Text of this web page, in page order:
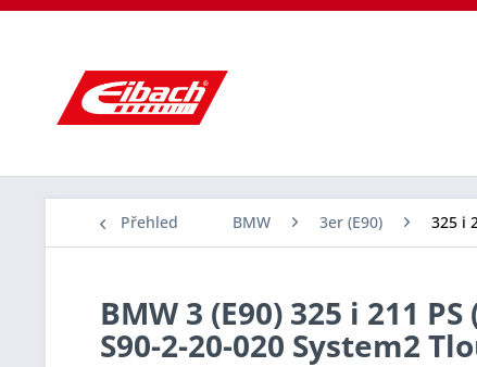
Přehled BMW 3er (E90) 325 i
BMW 3 (E90) 325 i 211
S90-2-20-020 System2